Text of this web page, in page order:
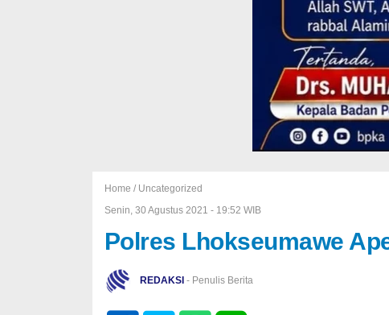
Home / Uncategorized
Senin, 30 Agustus 2021 - 19:52 WIB
Polres Lhokseumawe
REDAKSI - Penulis Berita